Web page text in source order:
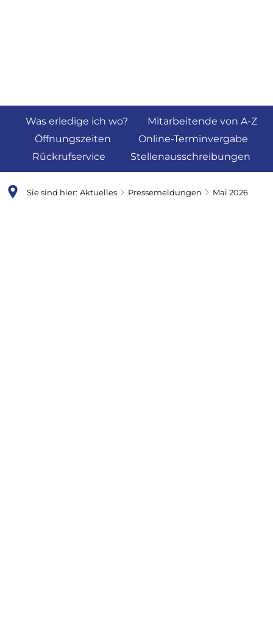
Was erledige ich wo?
Mitarbeitende von A-Z
Öffnungszeiten
Online-Terminvergabe
Rückrufservice
Stellenausschreibungen
Sie sind hier: Aktuelles Pressemeldungen Mai 2026